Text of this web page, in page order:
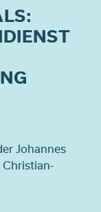
Johannes